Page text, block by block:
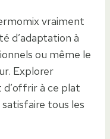
vraiment
d’adaptation à
ou même le
Explorer
à ce plat
tous les